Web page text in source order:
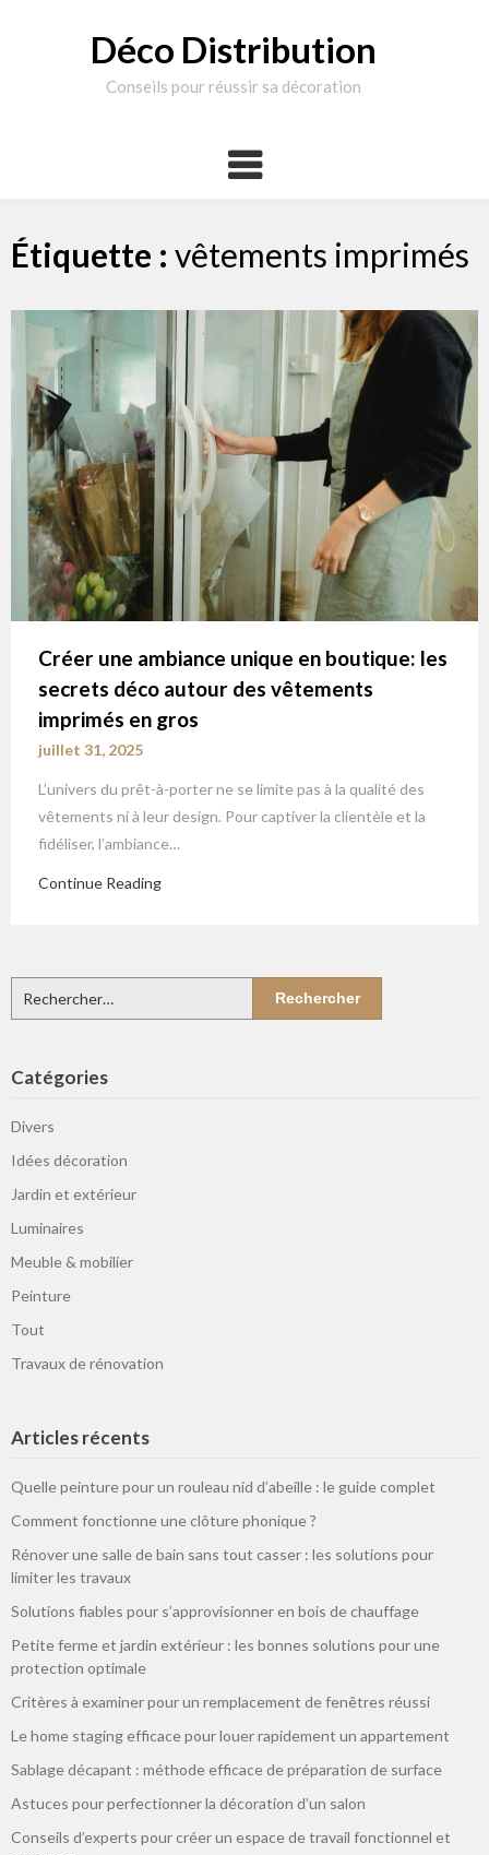
Déco Distribution
Conseils pour réussir sa décoration
Étiquette : vêtements imprimés
Créer une ambiance unique en boutique: les
secrets déco autour des vêtements
imprimés en gros
juillet 31, 2025
L’univers du prêt-à-porter ne se limite pas à la qualité des
vêtements ni à leur design. Pour captiver la clientèle et la
fidéliser, l’ambiance…
Continue Reading
Catégories
Divers
Idées décoration
Jardin et extérieur
Luminaires
Meuble & mobilier
Peinture
Tout
Travaux de rénovation
Articles récents
Quelle peinture pour un rouleau nid d’abeille : le guide complet
Comment fonctionne une clôture phonique ?
Rénover une salle de bain sans tout casser : les solutions pour
limiter les travaux
Solutions fiables pour s’approvisionner en bois de chauffage
Petite ferme et jardin extérieur : les bonnes solutions pour une
protection optimale
Critères à examiner pour un remplacement de fenêtres réussi
Le home staging efficace pour louer rapidement un appartement
Sablage décapant : méthode efficace de préparation de surface
Astuces pour perfectionner la décoration d’un salon
Conseils d’experts pour créer un espace de travail fonctionnel et